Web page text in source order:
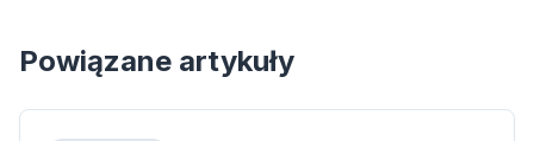
Powiązane artykuły